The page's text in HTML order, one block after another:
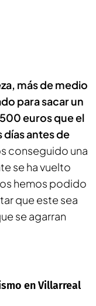
más de medio
para sacar un
euros que el
días antes de
conseguido una
se ha vuelto
hemos podido
que este sea
se agarran
en Villarreal